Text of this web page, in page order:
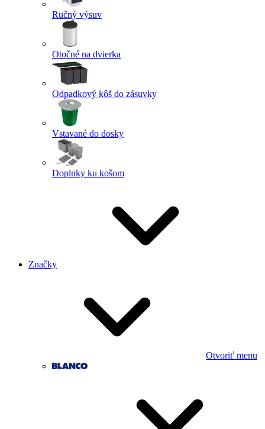
Ručný výsuv
Otočné na dvierka
Odpadkový kôš do zásuvky
Vstavané do dosky
Doplnky ku košom
Značky
Otvoriť menu